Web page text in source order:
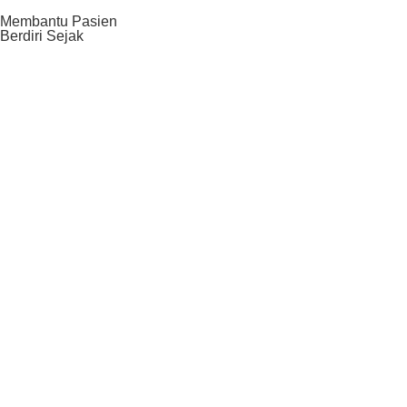
Membantu Pasien
Berdiri Sejak